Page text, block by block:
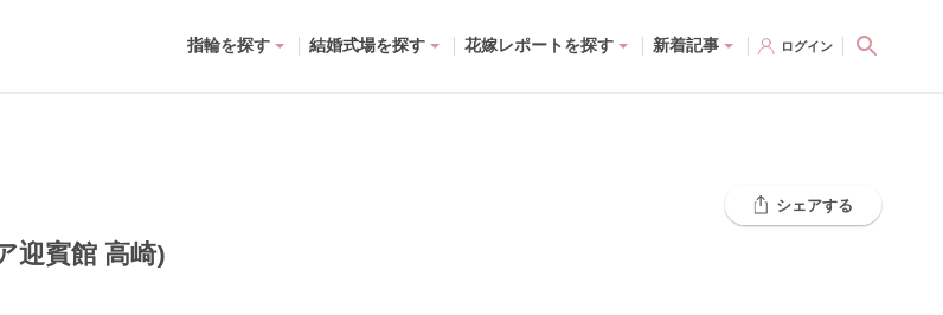
指輪を探す 結婚式場を探す 花嫁レポートを探す 新着記事 ログイン
迎賓館 高崎)
シェアする